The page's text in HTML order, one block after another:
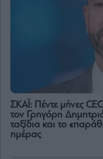
ΣΚΑΪ: Πέντε μήνες
τον Γρηγόρη
ταξίδια και το
ημέρας